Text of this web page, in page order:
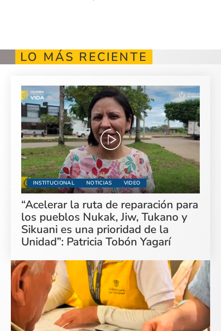
LO MÁS RECIENTE
INSTITUCIONAL NOTICIAS VIDEO
“Acelerar la ruta de reparación para
los pueblos Nukak, Jiw, Tukano y
Sikuani es una prioridad de la
Unidad”: Patricia Tobón Yagarí